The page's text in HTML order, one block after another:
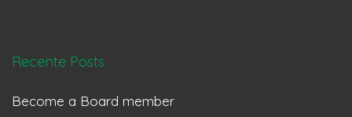
Recente Posts
Become a Board member